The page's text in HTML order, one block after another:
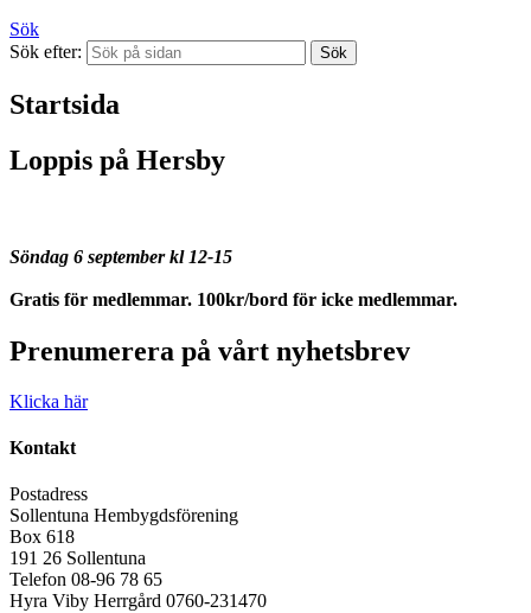
Sök
Sök efter:
Startsida
Loppis på Hersby
Söndag 6 september kl 12-15
Gratis för medlemmar. 100kr/bord för icke medlemmar.
Prenumerera på vårt nyhetsbrev
Klicka här
Kontakt
Postadress
Sollentuna Hembygdsförening
Box 618
191 26 Sollentuna
Telefon 08-96 78 65
Hyra Viby Herrgård 0760-231470